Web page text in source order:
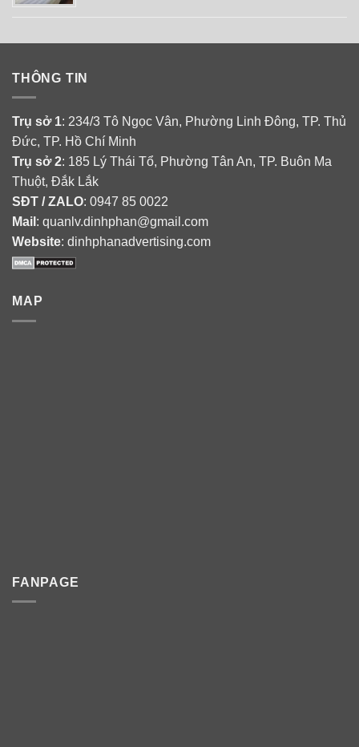
THÔNG TIN
Trụ sở 1: 234/3 Tô Ngọc Vân, Phường Linh Đông, TP. Thủ
Đức, TP. Hồ Chí Minh
Trụ sở 2: 185 Lý Thái Tổ, Phường Tân An, TP. Buôn Ma
Thuột, Đắk Lắk
SĐT / ZALO: 0947 85 0022
Mail : quanlv.dinhphan@gmail.com
Website: dinhphanadvertising.com
MAP
FANPAGE